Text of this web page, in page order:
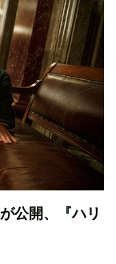
公開、『ハリ